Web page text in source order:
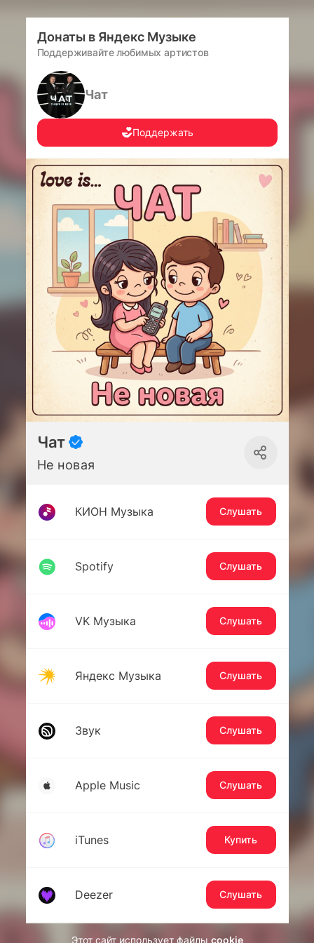
Донаты в Яндекс Музыке
Поддерживайте любимых артистов
Чат
Поддержать
Чат
Не новая
КИОН Музыка Слушать
Spotify Слушать
VK Музыка Слушать
Яндекс Музыка Слушать
Звук Слушать
Apple Music Слушать
iTunes Купить
Deezer Слушать
Этот сайт использует файлы cookie